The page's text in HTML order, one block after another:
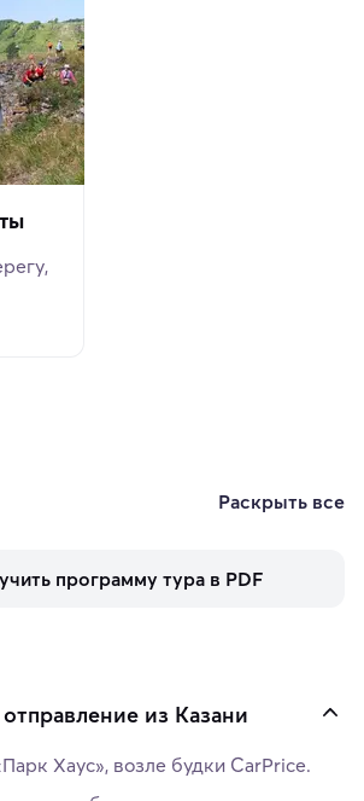
Раскрыть все
программу тура в PDF
из Казани
Хаус», возле будки CarPrice.